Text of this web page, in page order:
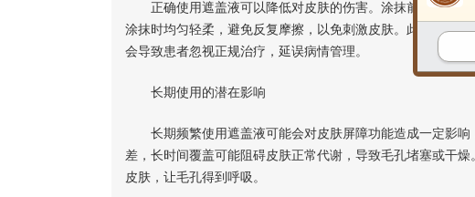
正确使用遮盖液可以降低对皮肤的伤害。涂抹前应清洁皮
涂抹时均匀轻柔，避免反复摩擦，以免刺激皮肤。此外，遮
会导致患者忽视正规治疗，延误病情管理。
长期使用的潜在影响
长期频繁使用遮盖液可能会对皮肤屏障功能造成一定影响
差，长时间覆盖可能阻碍皮肤正常代谢，导致毛孔堵塞或干
皮肤，让毛孔得到呼吸。